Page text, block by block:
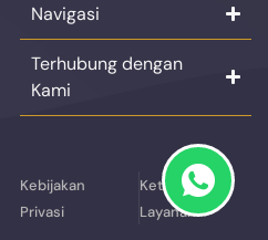
Navigasi
Terhubung dengan
Kami
Kebijakan
Privasi
Ketentuan
Layanan